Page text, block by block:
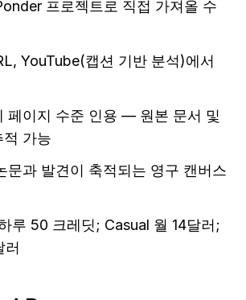
프로젝트로 직접 가져올 수
YouTube(캡션 기반 분석)에서
페이지 수준 인용 — 원본 문서 및
가능
문과 발견이 축적되는 영구 캔버스
루 50 크레딧; Casual 월 14달러;
러